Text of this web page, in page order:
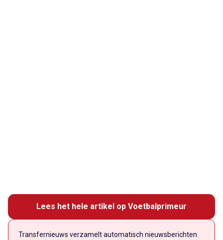
Lees het hele artikel op Voetbalprimeur
Transfernieuws verzamelt automatisch nieuwsberichten